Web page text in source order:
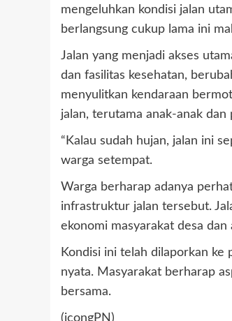
mengeluhkan kondisi jalan
berlangsung cukup lama ini
Jalan yang menjadi akses
dan fasilitas kesehatan,
menyulitkan kendaraan
jalan, terutama anak-anak dan
“Kalau sudah hujan, jalan ini
warga setempat.
Warga berharap adanya
infrastruktur jalan tersebut.
ekonomi masyarakat desa dan
Kondisi ini telah dilaporkan ke
nyata. Masyarakat berharap
bersama.